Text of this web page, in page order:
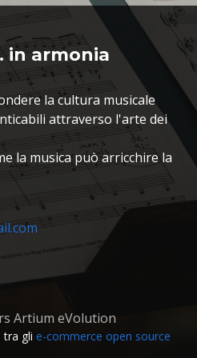
in armonia
la cultura musicale
attraverso l'arte dei
la musica può arricchire la
Artium eVolution
tra gli e-commerce open source